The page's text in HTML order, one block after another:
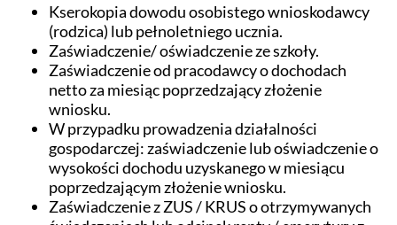
Kserokopia dowodu osobistego wnioskodawcy
(rodzica) lub pełnoletniego ucznia.
Zaświadczenie/ oświadczenie ze szkoły.
Zaświadczenie od pracodawcy o dochodach
netto za miesiąc poprzedzający złożenie
wniosku.
W przypadku prowadzenia działalności
gospodarczej: zaświadczenie lub oświadczenie o
wysokości dochodu uzyskanego w miesiącu
poprzedzającym złożenie wniosku.
Zaświadczenie z ZUS / KRUS o otrzymywanych